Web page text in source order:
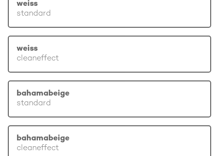
weiss
standard
weiss
cleaneffect
bahamabeige
standard
bahamabeige
cleaneffect